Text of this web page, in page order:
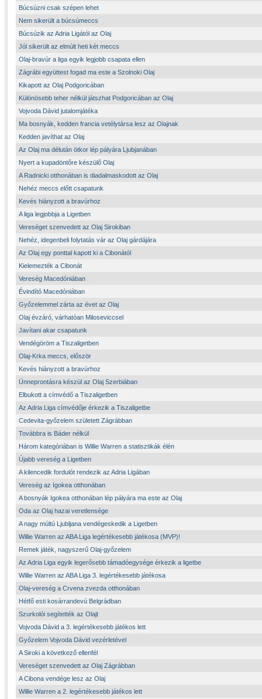
Búcsúzni csak szépen lehet
Nem sikerült a búcsúmeccs
Búcsúzik az Adria Ligától az Olaj
Jól sikerült az elmúlt heti két meccs
Olaj-bravúr a liga egyik legjobb csapata ellen
Zágrábi együttest fogad ma este a Szolnoki Olaj
Kikapott az Olaj Podgoricában
Különösebb teher nélkül játszhat Podgoricában az Olaj
Vojvoda Dávid jutalomjátéka
Ma bosnyák, kedden francia vetélytársa lesz az Olajnak
Kedden javíthat az Olaj
Az Olaj ma délután ötkor lép pályára Ljubjanában
Nyert a kupadöntőre készülő Olaj
A Radnicki otthonában is diadalmaskodott az Olaj
Nehéz meccs előtt csapatunk
Kevés hiányzott a bravúrhoz
A liga legjobbja a Ligetben
Vereséget szenvedett az Olaj Sirokiban
Nehéz, idegenbeli folytatás vár az Olaj gárdájára
Az Olaj egy ponttal kapott ki a Cibonától
Kielemezték a Cibonát
Vereség Macedóniában
Évindító Macedóniában
Győzelemmel zárta az évet az Olaj
Olaj évzáró, várhatóan Miloseviccsel
Javítani akar csapatunk
Vendégöröm a Tiszaligetben
Olaj-Krka meccs, először
Kevés hiányzott a bravúrhoz
Ünneprontásra készül az Olaj Szerbiában
Elbukott a címvédő a Tiszaligetben
Az Adria Liga címvédője érkezik a Tiszaligetbe
Cedevita-győzelem született Zágrábban
Továbbra is Báder nélkül
Három kategóriában is Willie Warren a statisztikák élén
Újabb vereség a Ligetben
A kilencedik fordulót rendezik az Adria Ligában
Vereség az Igokea otthonában
A bosnyák Igokea otthonában lép pályára ma este az Olaj
Oda az Olaj hazai veretlensége
A nagy múltú Ljubljana vendégeskedik a Ligetben
Willie Warren az ABA Liga legértékesebb játékosa (MVP)!
Remek játék, nagyszerű Olaj-győzelem
Az Adria Liga egyik legerősebb támadóegysége érkezik a ligetbe
Willie Warren az ABA Liga 3. legértékesebb játékosa
Olaj-vereség a Crvena zvezda otthonában
Hétfő esti kosárrandevú Belgrádban
Szurkolói segítették az Olajt
Vojvoda Dávid a 3. legértékesebb játékos lett
Győzelem Vojvoda Dávid vezérletével
A Siroki a következő ellenfél
Vereséget szenvedett az Olaj Zágrábban
A Cibona vendége lesz az Olaj
Willie Warren a 2. legértékesebb játékos lett